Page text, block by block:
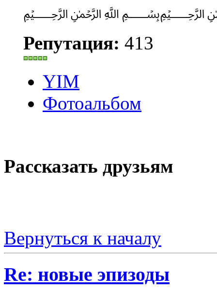
Репутация: 413
YIM
Фотоальбом
Рассказать друзьям
Вернуться к началу
Re: новые эпизоды